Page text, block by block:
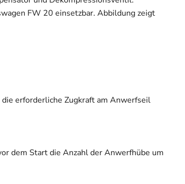
FW 20 einsetzbar. Abbildung zeigt
erforderliche Zugkraft am Anwerfseil
dem Start die Anzahl der Anwerfhübe um